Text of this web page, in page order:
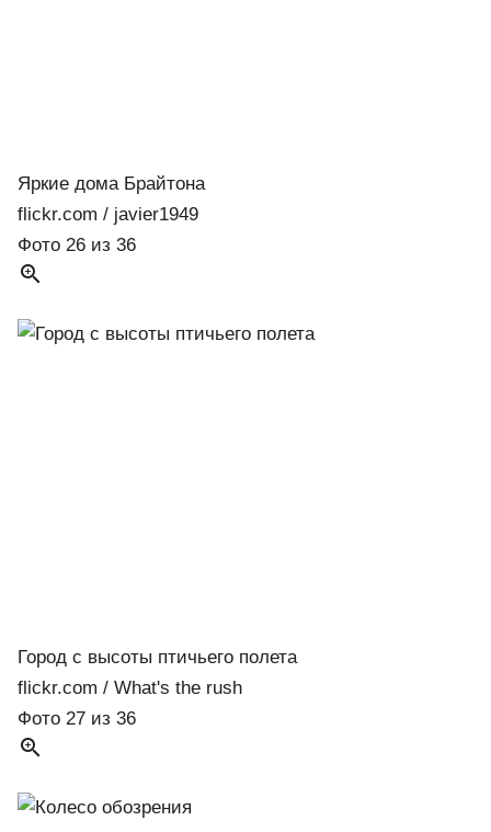
Яркие дома Брайтона
flickr.com / javier1949
Фото 26 из 36

Город с высоты птичьего полета
flickr.com / What's the rush
Фото 27 из 36
